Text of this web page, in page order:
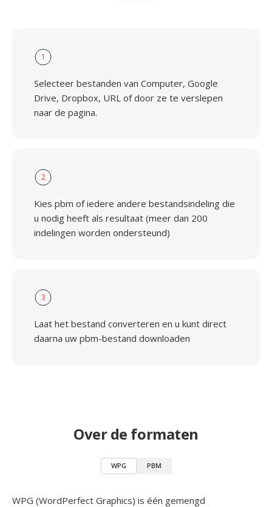
1
Selecteer bestanden van Computer, Google
Drive, Dropbox, URL of door ze te verslepen
naar de pagina.
2
Kies pbm of iedere andere bestandsindeling die
u nodig heeft als resultaat (meer dan 200
indelingen worden ondersteund)
3
Laat het bestand converteren en u kunt direct
daarna uw pbm-bestand downloaden
Over de formaten
WPG PBM
WPG (WordPerfect Graphics) is één gemengd